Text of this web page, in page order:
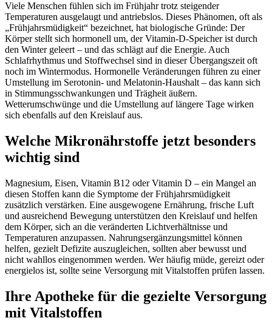
Viele Menschen fühlen sich im Frühjahr trotz steigender
Temperaturen ausgelaugt und antriebslos. Dieses Phänomen, oft als
„Frühjahrsmüdigkeit“ bezeichnet, hat biologische Gründe: Der
Körper stellt sich hormonell um, der Vitamin-D-Speicher ist durch
den Winter geleert – und das schlägt auf die Energie. Auch
Schlafrhythmus und Stoffwechsel sind in dieser Übergangszeit oft
noch im Wintermodus. Hormonelle Veränderungen führen zu einer
Umstellung im Serotonin- und Melatonin-Haushalt – das kann sich
in Stimmungsschwankungen und Trägheit äußern.
Wetterumschwünge und die Umstellung auf längere Tage wirken
sich ebenfalls auf den Kreislauf aus.
Welche Mikronährstoffe jetzt besonders
wichtig sind
Magnesium, Eisen, Vitamin B12 oder Vitamin D – ein Mangel an
diesen Stoffen kann die Symptome der Frühjahrsmüdigkeit
zusätzlich verstärken. Eine ausgewogene Ernährung, frische Luft
und ausreichend Bewegung unterstützen den Kreislauf und helfen
dem Körper, sich an die veränderten Lichtverhältnisse und
Temperaturen anzupassen. Nahrungsergänzungsmittel können
helfen, gezielt Defizite auszugleichen, sollten aber bewusst und
nicht wahllos eingenommen werden. Wer häufig müde, gereizt oder
energielos ist, sollte seine Versorgung mit Vitalstoffen prüfen lassen.
Ihre Apotheke für die gezielte Versorgung
mit Vitalstoffen